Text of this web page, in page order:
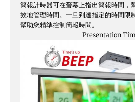
簡報計時器可在螢幕上指出簡報時間，
效地管理時間。一旦到達指定的時間限
幫助您精準控制簡報時間。
Presentation